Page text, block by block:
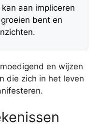
aan impliceren
bent en
en wijzen
die zich in het leven